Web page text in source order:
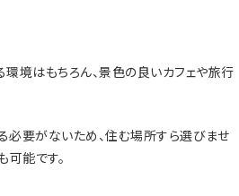
環境はもちろん、景色の良いカフェや旅行
必要がないため、住む場所すら選びませ
能です。